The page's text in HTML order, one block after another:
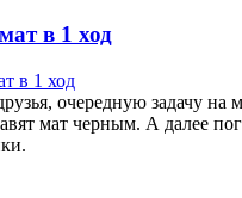
в 1 ход
очередную задачу на
мат черным. А далее